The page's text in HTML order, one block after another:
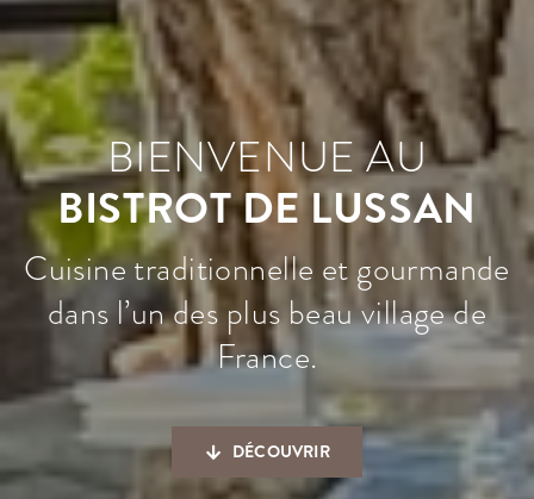
BIENVENUE AU
BISTROT DE LUSSAN
Cuisine traditionnelle et gourmande
dans l’un des plus beau village de
France.
DÉCOUVRIR